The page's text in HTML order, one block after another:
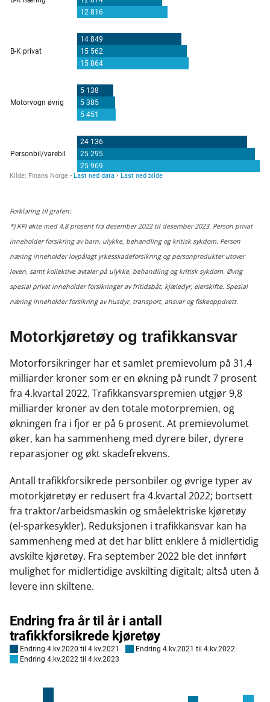
Forklaring til grafen:
*) KPI økte med 4,8 prosent fra desember 2022 til desember 2023. Person privat
inneholder forsikring av barn, ulykke, behandling og kritisk sykdom. Person
næring inneholder lovpålagt yrkesskadeforsikring og personprodukter utover
loven, samt kollektive avtaler på ulykke, behandling og kritisk sykdom. Øvrig
spesial privat inneholder forsikringer av fritidsbåt, kjæledyr, eierskifte. Spesial
næring inneholder forsikring av husdyr, transport, ansvar og fiskeoppdrett.
Motorkjøretøy og trafikkansvar
Motorforsikringer har et samlet premievolum på 31,4
milliarder kroner som er en økning på rundt 7 prosent
fra 4.kvartal 2022. Trafikkansvarspremien utgjør 9,8
milliarder kroner av den totale motorpremien, og
økningen fra i fjor er på 6 prosent. At premievolumet
øker, kan ha sammenheng med dyrere biler, dyrere
reparasjoner og økt skadefrekvens.
Antall trafikkforsikrede personbiler og øvrige typer av
motorkjøretøy er redusert fra 4.kvartal 2022; bortsett
fra traktor/arbeidsmaskin og småelektriske kjøretøy
(el-sparkesykler). Reduksjonen i trafikkansvar kan ha
sammenheng med at det har blitt enklere å midlertidig
avskilte kjøretøy. Fra september 2022 ble det innført
mulighet for midlertidige avskilting digitalt; altså uten å
levere inn skiltene.